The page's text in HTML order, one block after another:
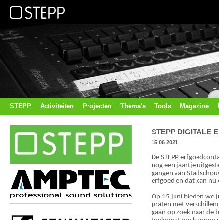
STEPP Activiteiten Projecten Thema's Tools Magazine
STEPP DIGITALE
15 06 2021
De STEPP
nog een jaartje
gangen van
erfgoed en dat kan nu
Op 15 juni bieden we
praten met
gaan op zoek naar de